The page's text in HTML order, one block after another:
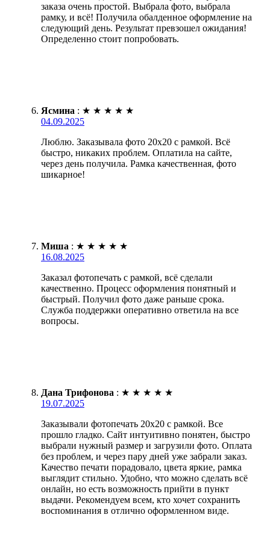
заказа очень простой. Выбрала фото, выбрала
рамку, и всё! Получила обалденное оформление на
следующий день. Результат превзошел ожидания!
Определенно стоит попробовать.
Ясмина : ★ ★ ★ ★ ★
04.09.2025
Люблю. Заказывала фото 20х20 с рамкой. Всё
быстро, никаких проблем. Оплатила на сайте,
через день получила. Рамка качественная, фото
шикарное!
Миша : ★ ★ ★ ★ ★
16.08.2025
Заказал фотопечать с рамкой, всё сделали
качественно. Процесс оформления понятный и
быстрый. Получил фото даже раньше срока.
Служба поддержки оперативно ответила на все
вопросы.
Дана Трифонова : ★ ★ ★ ★ ★
19.07.2025
Заказывали фотопечать 20х20 с рамкой. Все
прошло гладко. Сайт интуитивно понятен, быстро
выбрали нужный размер и загрузили фото. Оплата
без проблем, и через пару дней уже забрали заказ.
Качество печати порадовало, цвета яркие, рамка
выглядит стильно. Удобно, что можно сделать всё
онлайн, но есть возможность прийти в пункт
выдачи. Рекомендуем всем, кто хочет сохранить
воспоминания в отлично оформленном виде.